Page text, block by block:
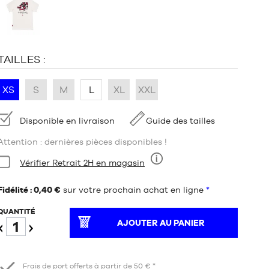
:
XS S M L XL XXL
Disponible en livraison Guide des tailles
: dernières pièces disponibles !
Vérifier Retrait 2H en magasin
: 0,40 € sur votre prochain achat en ligne *
AJOUTER AU PANIER
Frais de port offerts à partir de 50 € *